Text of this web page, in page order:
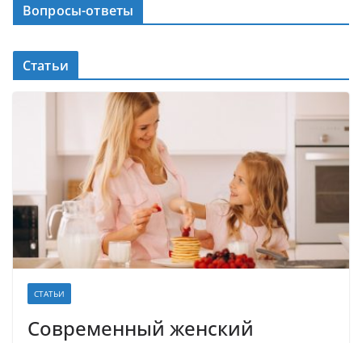
Вопросы-ответы
Статьи
СТАТЬИ
Современный женский